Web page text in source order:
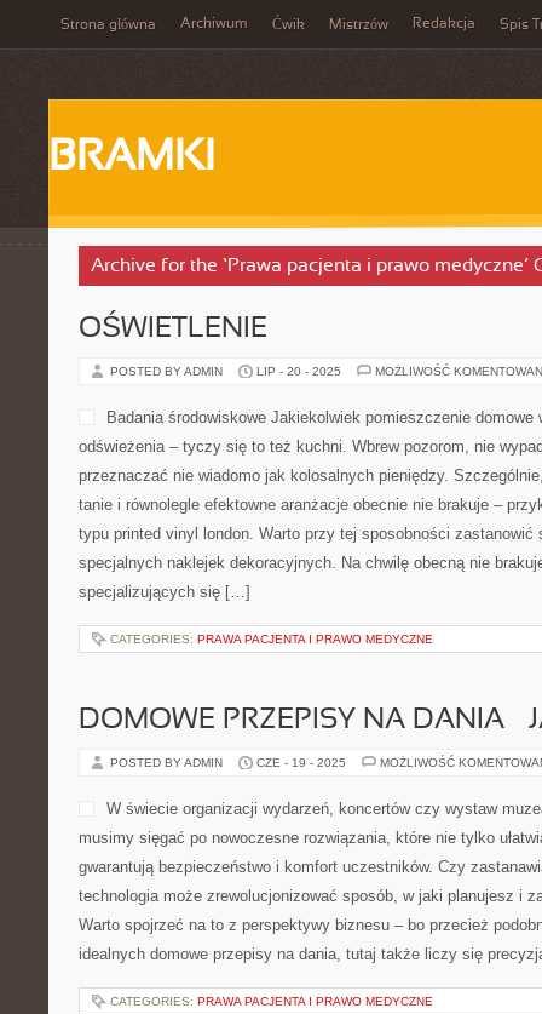
Strona główna Archiwum Ćwik Mistrzów Redakcja Spis
BRAMKI
Archive for the ‘Prawa pacjenta i prawo medyczne’
OŚWIETLENIE
POSTED BY ADMIN LIP - 20 - 2025 MOŻLIWOŚĆ
Badania środowiskowe Jakiekolwiek pomieszczenie domowe
odświeżenia – tyczy się to też kuchni. Wbrew pozorom, nie
przeznaczać nie wiadomo jak kolosalnych pieniędzy.
tanie i równolegle efektowne aranżacje obecnie nie brakuje –
typu printed vinyl london. Warto przy tej sposobności zastanowić
specjalnych naklejek dekoracyjnych. Na chwilę obecną nie
specjalizujących się […]
CATEGORIES: PRAWA PACJENTA I PRAWO MEDYCZNE
DOMOWE PRZEPISY NA DANIA –
POSTED BY ADMIN CZE - 19 - 2025 MOŻLIWOŚĆ
W świecie organizacji wydarzeń, koncertów czy wystaw
musimy sięgać po nowoczesne rozwiązania, które nie tylko
gwarantują bezpieczeństwo i komfort uczestników. Czy
technologia może zrewolucjonizować sposób, w jaki planujesz i
Warto spojrzeć na to z perspektywy biznesu – bo przecież
idealnych domowe przepisy na dania, tutaj także liczy się
CATEGORIES: PRAWA PACJENTA I PRAWO MEDYCZNE